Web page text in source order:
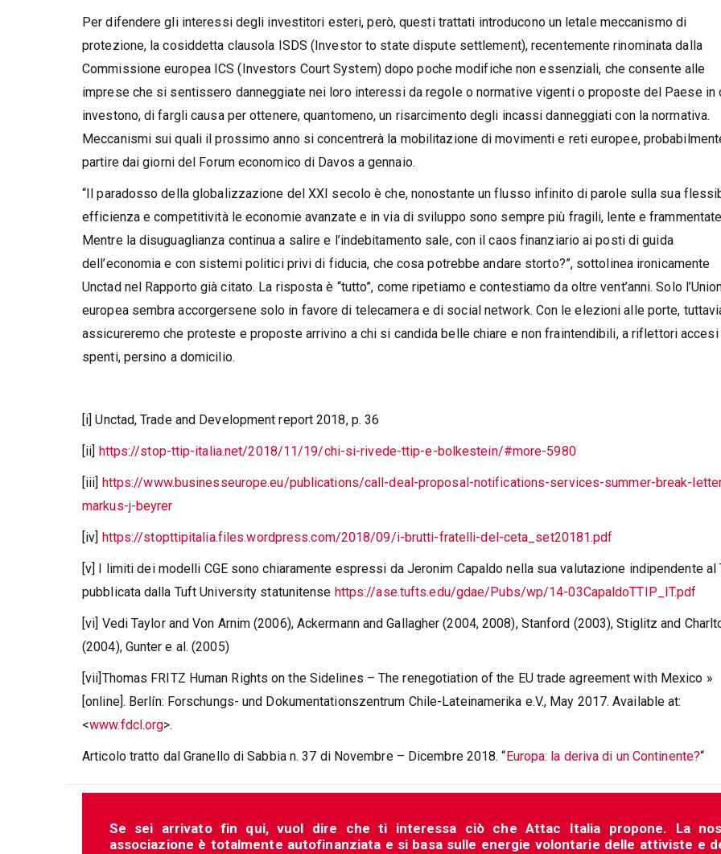
Per difendere gli interessi degli investitori esteri, però, questi trattati introducono un letale meccanismo di
protezione, la cosiddetta clausola ISDS (Investor to state dispute settlement), recentemente rinominata dalla
Commissione europea ICS (Investors Court System) dopo poche modifiche non essenziali, che consente alle
imprese che si sentissero danneggiate nei loro interessi da regole o normative vigenti o proposte del Paese in
investono, di fargli causa per ottenere, quantomeno, un risarcimento degli incassi danneggiati con la normativa.
Meccanismi sui quali il prossimo anno si concentrerà la mobilitazione di movimenti e reti europee,
partire dai giorni del Forum economico di Davos a gennaio.
“Il paradosso della globalizzazione del XXI secolo è che, nonostante un flusso infinito di parole sulla sua
efficienza e competitività le economie avanzate e in via di sviluppo sono sempre più fragili, lente e
Mentre la disuguaglianza continua a salire e l’indebitamento sale, con il caos finanziario ai posti di guida
dell’economia e con sistemi politici privi di fiducia, che cosa potrebbe andare storto?”, sottolinea ironicamente
Unctad nel Rapporto già citato. La risposta è “tutto”, come ripetiamo e contestiamo da oltre vent’anni. Solo
europea sembra accorgersene solo in favore di telecamera e di social network. Con le elezioni alle porte,
assicureremo che proteste e proposte arrivino a chi si candida belle chiare e non fraintendibili, a riflettori accesi
spenti, persino a domicilio.
[i] Unctad, Trade and Development report 2018, p. 36
[ii] https://stop-ttip-italia.net/2018/11/19/chi-si-rivede-ttip-e-bolkestein/#more-5980
[iii] https://www.businesseurope.eu/publications/call-deal-proposal-notifications-services-summer-break-
markus-j-beyrer
[iv] https://stopttipitalia.files.wordpress.com/2018/09/i-brutti-fratelli-del-ceta_set20181.pdf
[v] I limiti dei modelli CGE sono chiaramente espressi da Jeronim Capaldo nella sua valutazione indipendente al
pubblicata dalla Tuft University statunitense https://ase.tufts.edu/gdae/Pubs/wp/14-03CapaldoTTIP_IT.pdf
[vi] Vedi Taylor and Von Arnim (2006), Ackermann and Gallagher (2004, 2008), Stanford (2003), Stiglitz and
(2004), Gunter e al. (2005)
[vii]Thomas FRITZ Human Rights on the Sidelines – The renegotiation of the EU trade agreement with Mexico »
[online]. Berlín: Forschungs- und Dokumentationszentrum Chile-Lateinamerika e.V., May 2017. Available at:
<www.fdcl.org>.
Articolo tratto dal Granello di Sabbia n. 37 di Novembre – Dicembre 2018. “ Europa: la deriva di un Continente?“
Se sei arrivato fin qui, vuol dire che ti interessa ciò che Attac Italia propone. La
associazione è totalmente autofinanziata e si basa sulle energie volontarie delle attiviste e